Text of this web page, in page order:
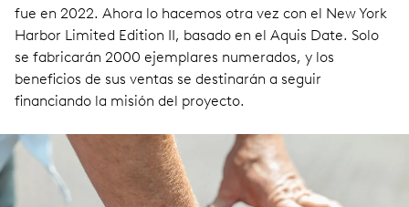
fue en 2022. Ahora lo hacemos otra vez con el New York
Harbor Limited Edition II, basado en el Aquis Date. Solo
se fabricarán 2000 ejemplares numerados, y los
beneficios de sus ventas se destinarán a seguir
financiando la misión del proyecto.